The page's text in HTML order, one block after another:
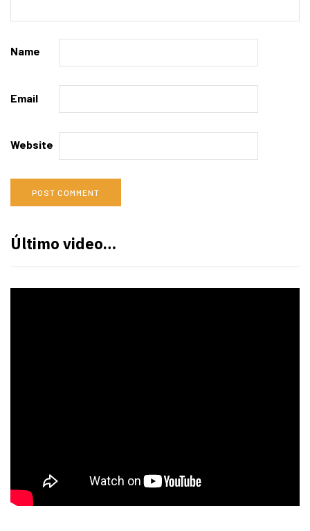
Name
Email
Website
Último video…